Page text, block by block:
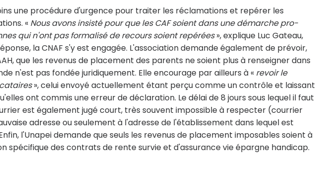
une procédure d'urgence pour traiter les réclamations et repérer les
« Nous avons insisté pour que les CAF soient dans une démarche pro-
qui n'ont pas formalisé de recours soient repérées», explique Luc Gateau,
la CNAF s'y est engagée. L'association demande également de prévoir,
que les revenus de placement des parents ne soient plus à renseigner dans
n'est pas fondée juridiquement. Elle encourage par ailleurs à « revoir le
», celui envoyé actuellement étant perçu comme un contrôle et laissant
ont commis une erreur de déclaration. Le délai de 8 jours sous lequel il faut
est également jugé court, très souvent impossible à respecter (courrier
adresse ou seulement à l'adresse de l'établissement dans lequel est
l'Unapei demande que seuls les revenus de placement imposables soient à
spécifique des contrats de rente survie et d'assurance vie épargne handicap.